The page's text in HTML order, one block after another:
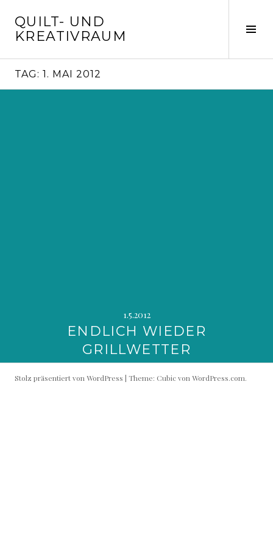
zum
Inhalt
QUILT- UND
KREATIVRAUM
TAG: 1. MAI 2012
1.5.2012
ENDLICH WIEDER
GRILLWETTER
Stolz präsentiert von WordPress | Theme: Cubic von WordPress.com.